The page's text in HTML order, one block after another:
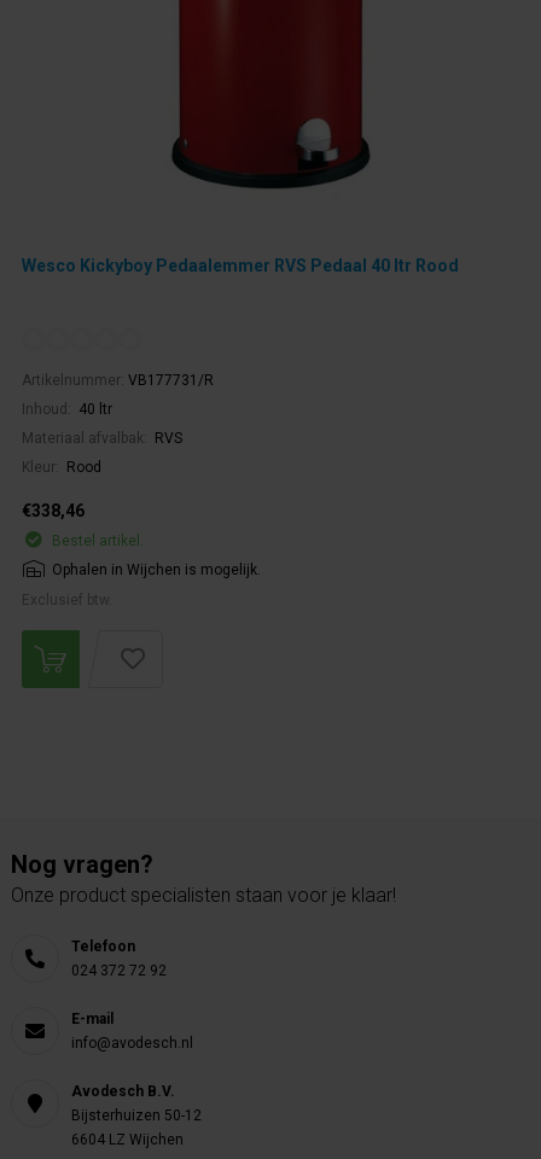
Wesco Kickyboy Pedaalemmer RVS Pedaal 40 ltr Rood
Artikelnummer: VB177731/R
Inhoud:
40 ltr
Materiaal afvalbak:
RVS
Kleur:
Rood
€338,46
Bestel artikel.
Ophalen in Wijchen is mogelijk.
Exclusief btw.
Nog vragen?
Onze product specialisten staan voor je klaar!
Telefoon
024 372 72 92
E-mail
info@avodesch.nl
Avodesch B.V.
Bijsterhuizen 50-12
6604 LZ Wijchen